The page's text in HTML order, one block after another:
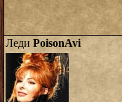
Леди PoisonAvi